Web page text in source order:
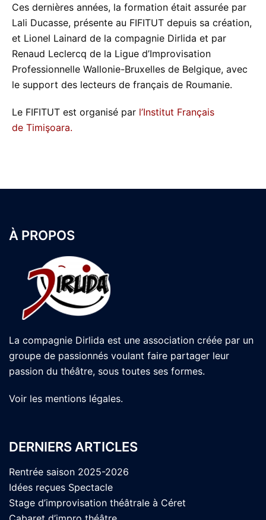
Ces dernières années, la formation était assurée par
Lali Ducasse, présente au FIFITUT depuis sa création,
et Lionel Lainard de la compagnie Dirlida et par
Renaud Leclercq de la Ligue d’Improvisation
Professionnelle Wallonie-Bruxelles de Belgique, avec
le support des lecteurs de français de Roumanie.
Le FIFITUT est organisé par l’Institut Français
de Timişoara.
À PROPOS
La compagnie Dirlida est une association créée par un
groupe de passionnés voulant faire partager leur
passion du théâtre, sous toutes ses formes.
Voir les mentions légales.
DERNIERS ARTICLES
Rentrée saison 2025-2026
Idées reçues Spectacle
Stage d’improvisation théâtrale à Céret